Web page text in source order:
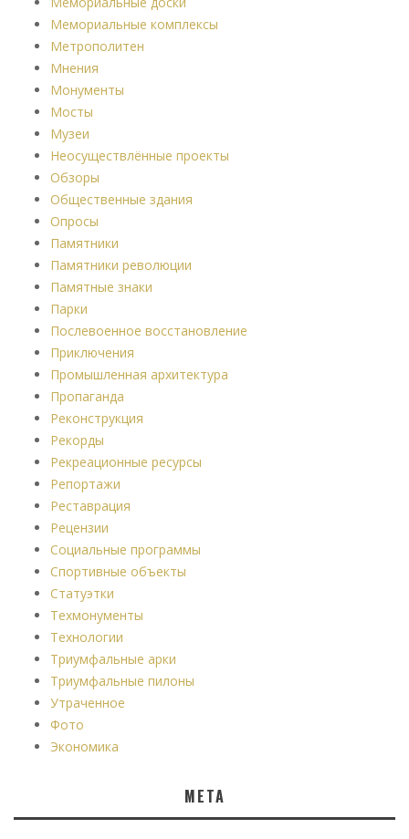
Мемориальные комплексы
Метрополитен
Мнения
Монументы
Мосты
Музеи
Неосуществлённые проекты
Обзоры
Общественные здания
Опросы
Памятники
Памятники революции
Памятные знаки
Парки
Послевоенное восстановление
Приключения
Промышленная архитектура
Пропаганда
Реконструкция
Рекорды
Рекреационные ресурсы
Репортажи
Реставрация
Рецензии
Социальные программы
Спортивные объекты
Статуэтки
Техмонументы
Технологии
Триумфальные арки
Триумфальные пилоны
Утраченное
Фото
Экономика
МЕТА